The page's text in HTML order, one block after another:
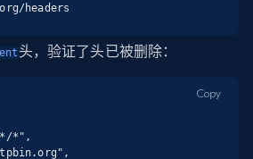
headers
头，验证了头已被删除：
Copy